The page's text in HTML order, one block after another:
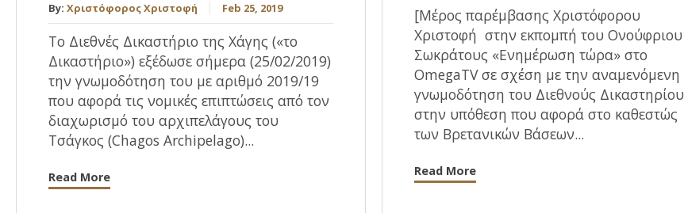
By: Χριστόφορος Χριστοφή Feb 25, 2019
To Διεθνές Δικαστήριο της Χάγης («το
Δικαστήριο») εξέδωσε σήμερα (25/02/2019)
την γνωμοδότηση του με αριθμό 2019/19
που αφορά τις νομικές επιπτώσεις από τον
διαχωρισμό του αρχιπελάγους του
Τσάγκος (Chagos Archipelago)...
Read More
[Μέρος παρέμβασης Χριστόφορου
Χριστοφή στην εκπομπή του Ονούφριου
Σωκράτους «Ενημέρωση τώρα» στο
OmegaTV σε σχέση με την αναμενόμενη
γνωμοδότηση του Διεθνούς Δικαστηρίου
στην υπόθεση που αφορά στο καθεστώς
των Βρετανικών Βάσεων...
Read More